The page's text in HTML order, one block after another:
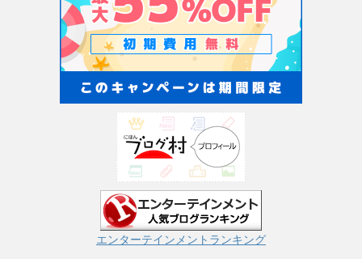
エンターテインメントランキング